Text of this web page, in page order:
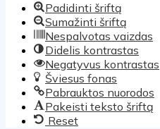
Padidinti šriftą
Sumažinti šriftą
Nespalvotas vaizdas
Didelis kontrastas
Negatyvus kontrastas
Šviesus fonas
Pabrauktos nuorodos
Pakeisti teksto šriftą
Reset